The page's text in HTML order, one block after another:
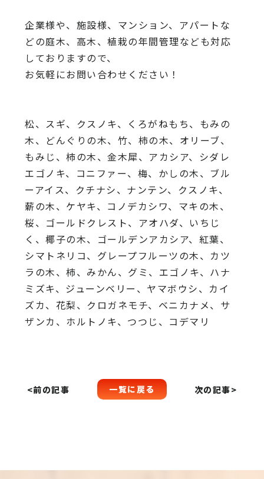
企業様や、施設様、マンション、アパートな
どの庭木、高木、植栽の年間管理なども対応
しておりますので、
お気軽にお問い合わせください！
松、スギ、クスノキ、くろがねもち、もみの
木、どんぐりの木、 竹、柿の木、オリーブ、
もみじ、柿の木、金木犀、アカシア、 シダレ
エゴノキ、コニファー、梅、かしの木、ブル
ーアイス、 クチナシ、ナンテン、クスノキ、
薪の木、ケヤキ、コノデカシワ、マキの木、
桜、 ゴールドクレスト、アオハダ、いちじ
く、椰子の木、 ゴールデンアカシア、紅葉、
シマトネリコ、 グレープフルーツの木、カツ
ラの木、柿、みかん、グミ、 エゴノキ、ハナ
ミズキ、ジューンベリー、ヤマボウシ、カイ
ズカ、 花梨、クロガネモチ、ベニカナメ、サ
ザンカ、ホルトノキ、 つつじ、コデマリ
<前の記事 一覧に戻る 次の記事>